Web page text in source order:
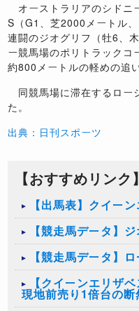
オーストラリアのシドニ
S（G1、芝2000メートル
連闘のジオグリフ（牡6、
ー競馬場のポリトラックコ
約800メートルの軽めの追
同競馬場に滞在するロー
た。
出典：日刊スポーツ
【おすすめリンク】
【出馬表】クイー
【競走馬データ】
【競走馬データ】
【クイーンエリザ
現地前売り1倍台の